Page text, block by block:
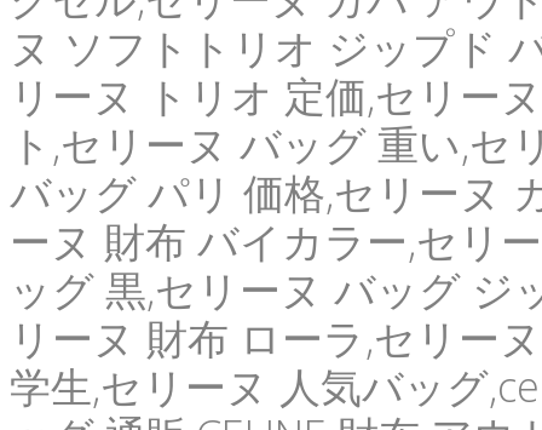
ヌ ソフトトリオ ジップド
リーヌ トリオ 定価,セリー
ト,セリーヌ バッグ 重い,
バッグ パリ 価格,セリーヌ
ーヌ 財布 バイカラー,セリ
ッグ 黒,セリーヌ バッグ ジ
リーヌ 財布 ローラ,セリー
学生,セリーヌ 人気バッグ